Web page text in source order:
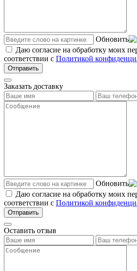
Обновить
Даю согласие на обработку моих
соответствии с Политикой
Отправить
Заказать доставку
Обновить
Даю согласие на обработку моих
соответствии с Политикой
Отправить
Оставить отзыв